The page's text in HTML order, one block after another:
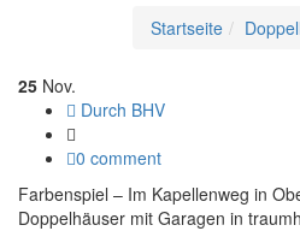
Startseite
25 Nov.
Durch BHV
0 comment
Farbenspiel – Im Kapellenweg in
Doppelhäuser mit Garagen in